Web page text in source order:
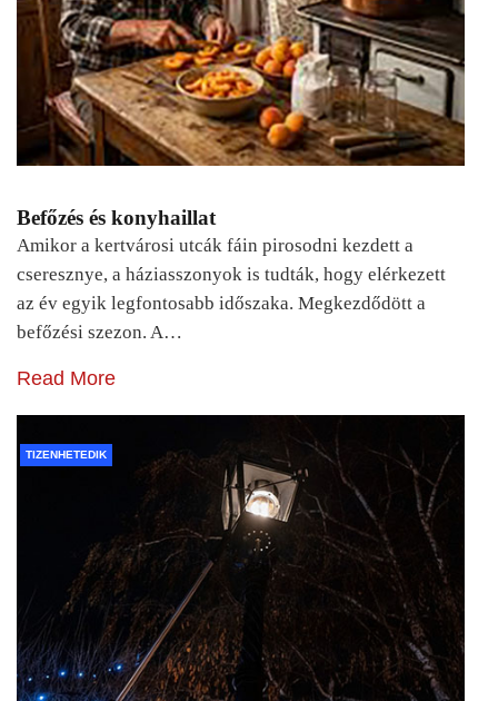
Befőzés és konyhaillat
Amikor a kertvárosi utcák fáin pirosodni kezdett a
cseresznye, a háziasszonyok is tudták, hogy elérkezett
az év egyik legfontosabb időszaka. Megkezdődött a
befőzési szezon. A…
Read More
TIZENHETEDIK